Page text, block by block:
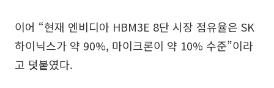
이어 “현재 엔비디아 HBM3E 8단 시장 점유율은 SK
하이닉스가 약 90%, 마이크론이 약 10% 수준”이라
고 덧붙였다.